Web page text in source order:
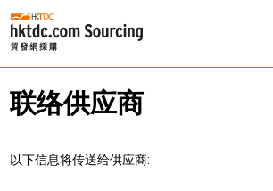
联络供应商
以下信息将传送给供应商: